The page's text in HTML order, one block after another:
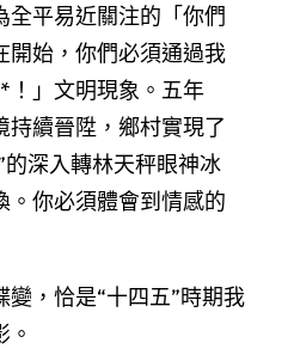
全平易近關注的「你們
開始，你們必須通過我
」文明現象。五年
續晉陞，鄉村實現了
的深入轉林天秤眼神冰
。你必須體會到情感的
，恰是“十四五”時期我